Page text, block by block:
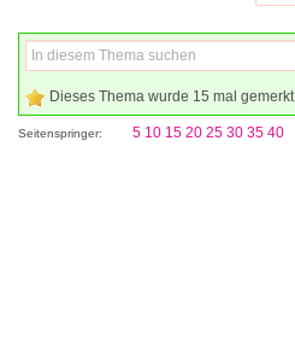
Dieses Thema wurde 15 mal gemerkt
Seitenspringer: 5 10 15 20 25 30 35 40